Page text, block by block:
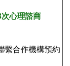
心理諮商
繫合作機構預約